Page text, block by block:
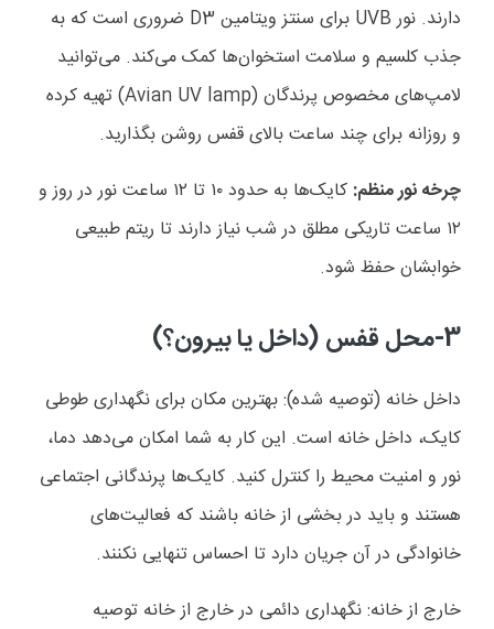
دارند. نورUVB برای سنتز ویتامین D3 ضروری است که به
جذب کلسیم و سلامت استخوانها کمک میکند. میتوانید
لامپهای مخصوص پرندگان(Avian UV lamp)تهیه کرده
و روزانه برای چند ساعت بالای قفس روشن بگذارید.
چرخه نور منظم: کایکها به حدود۱۰ تا ۱۲ ساعت نور در روز و
۱۲ ساعت تاریکی مطلق در شب نیاز دارند تا ریتم طبیعی
خوابشان حفظ شود.
3- محل قفس (داخل یا بیرون؟)
داخل خانه (توصیه شده): بهترین مکان برای نگهداری طوطی
کایک، داخل خانه است. این کار به شما امکان میدهد دما،
نور و امنیت محیط را کنترل کنید. کایکها پرندگانی اجتماعی
هستند و باید در بخشی از خانه باشند که فعالیتهای
خانوادگی در آن جریان دارد تا احساس تنهایی نکنند.
خارج از خانه: نگهداری دائمی در خارج از خانه توصیه